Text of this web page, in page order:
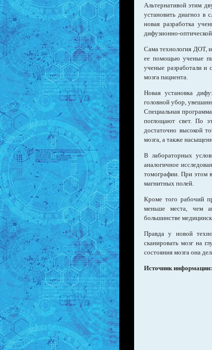
Альтернативой этим
установить диагноз в
новая разработка
дифузионно-
Сама технология ДОТ,
ее помощью ученые
ученые разработали и
мозга пациента.
Новая установка
головной убор,
Специальная
поглощают свет. По
достаточно высокой
мозга, а также
В лабораторных
аналогичное
томографии. При этом
магнитных полей.
Кроме того рабочий
меньше места, чем
большинстве
Правда у новой
сканировать мозг на
состояния мозга она
Источник информации: